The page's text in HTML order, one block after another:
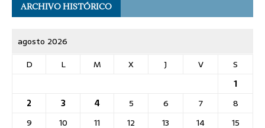
ARCHIVO HISTÓRICO
agosto 2026
D
L M X J V
S
1
2
3 4 5 6 7
8
9
10 11 12 13 14
15